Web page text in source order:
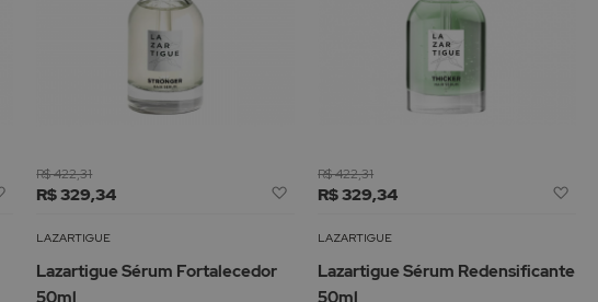
Adicionar
Lista
Desejos
R$ 329,34
R$ 422,31
Adicionar
Lista
Desejos
LAZARTIGUE
Lazartigue Sérum Fortalecedor
50ml
R$ 329,34
R$ 422,31
LAZARTIGUE
Lazartigue Sérum Redensificante
50ml